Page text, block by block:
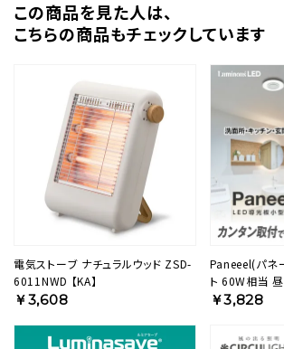
この商品を⾒た⼈は、
こちらの商品もチェックしています
電気ストーブ ナチュラルウッド ZSD-
6011NWD 【KA】
￥3,608
Paneeel(パネ
ト 60W相当
【SH】
￥3,828